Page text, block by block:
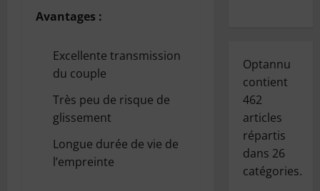
Avantages :
Excellente transmission
du couple
Très peu de risque de
glissement
Longue durée de vie de
l’empreinte
Optannu
contient
462
articles
répartis
dans 26
catégories.